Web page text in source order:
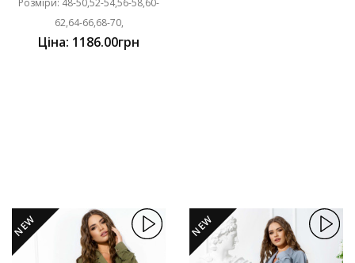
62,64-66,68-70,
Ціна: 1186.00грн
NEW NEW